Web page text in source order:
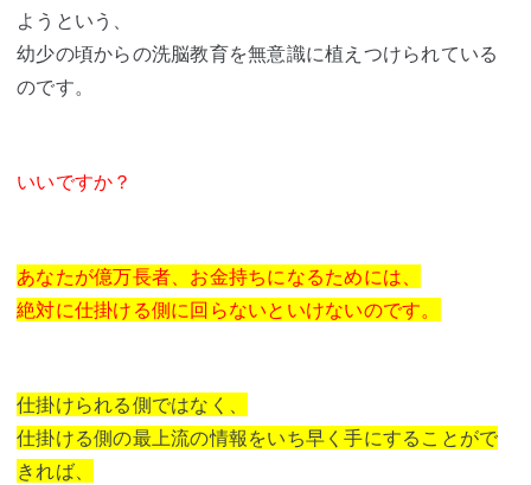
ようという、
幼少の頃からの洗脳教育を無意識に植えつけられている
のです。
いいですか？
あなたが億万長者、お金持ちになるためには、
絶対に仕掛ける側に回らないといけないのです。
仕掛けられる側ではなく、
仕掛ける側の最上流の情報をいち早く手にすることがで
きれば、